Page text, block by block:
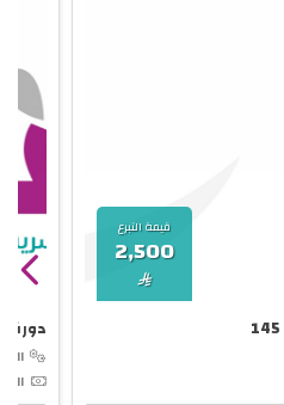
قيمة التبرع
2,500

دورة